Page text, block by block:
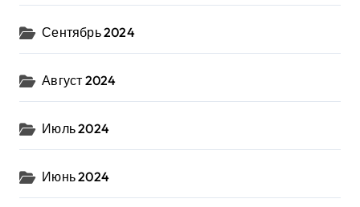
Сентябрь 2024
Август 2024
Июль 2024
Июнь 2024